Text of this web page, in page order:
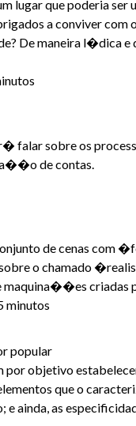
lugar que poderia
a conviver
De maneira l�dica
ir� falar sobre os
de contas.
de cenas
o chamado
maquina��es
popular
objetivo
que o
ainda, as